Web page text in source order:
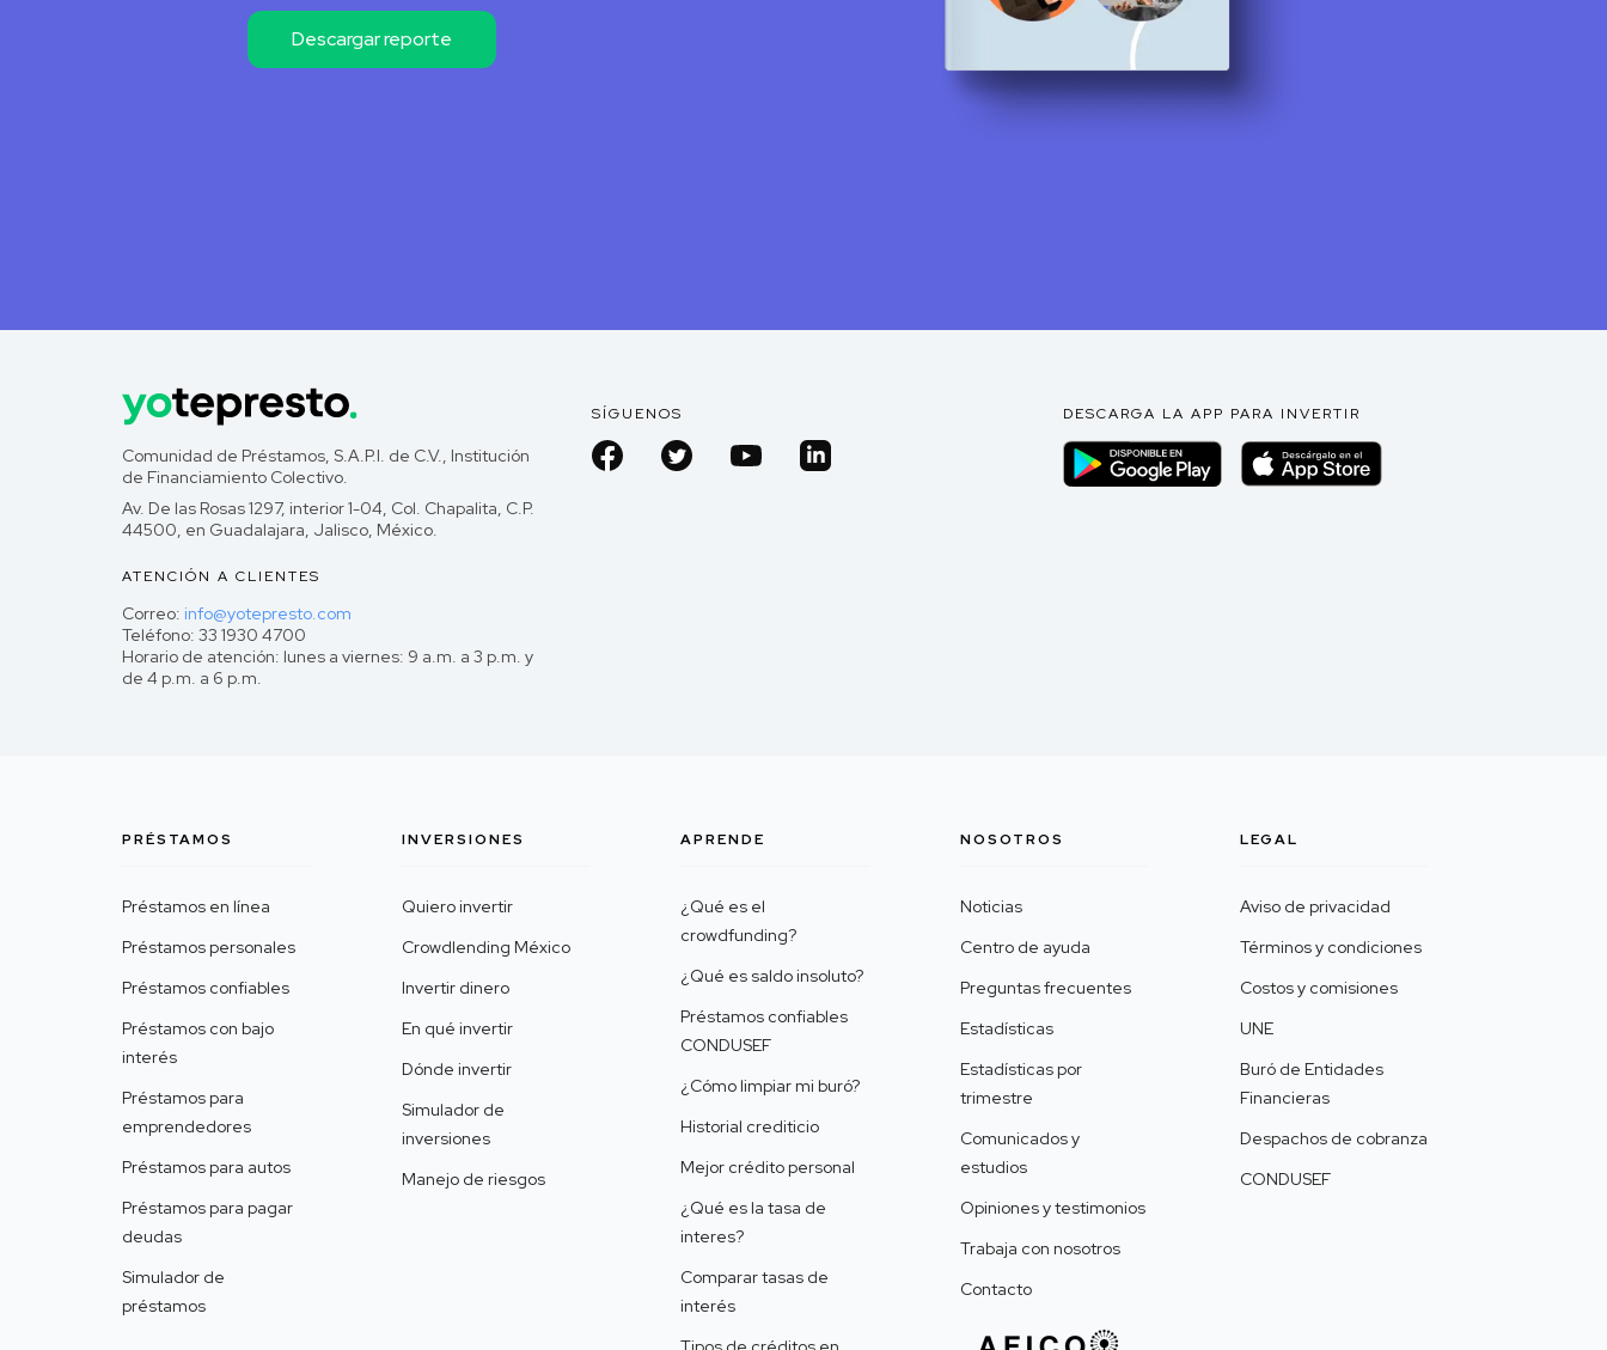
Descargar reporte
Comunidad de Préstamos, S.A.P.I. de C.V., Institución
de Financiamiento Colectivo.
Av. De las Rosas 1297, interior 1-04, Col. Chapalita, C.P.
44500, en Guadalajara, Jalisco, México.
ATENCIÓN A CLIENTES
Correo: info@yotepresto.com
Teléfono: 33 1930 4700
Horario de atención: lunes a viernes: 9 a.m. a 3 p.m. y
de 4 p.m. a 6 p.m.
SÍGUENOS DESCARGA LA APP PARA INVERTIR
PRÉSTAMOS
Préstamos en línea
Préstamos personales
Préstamos confiables
Préstamos con bajo
interés
Préstamos para
emprendedores
Préstamos para autos
Préstamos para pagar
deudas
Simulador de
préstamos
INVERSIONES
Quiero invertir
Crowdlending México
Invertir dinero
En qué invertir
Dónde invertir
Simulador de
inversiones
Manejo de riesgos
APRENDE
¿Qué es el
crowdfunding?
¿Qué es saldo insoluto?
Préstamos confiables
CONDUSEF
¿Cómo limpiar mi buró?
Historial crediticio
Mejor crédito personal
¿Qué es la tasa de
interes?
Comparar tasas de
interés
NOSOTROS
Noticias
Centro de ayuda
Preguntas frecuentes
Estadísticas
Estadísticas por
trimestre
Comunicados y
estudios
Opiniones y testimonios
Trabaja con nosotros
Contacto
LEGAL
Aviso de privacidad
Términos y condiciones
Costos y comisiones
UNE
Buró de Entidades
Financieras
Despachos de cobranza
CONDUSEF